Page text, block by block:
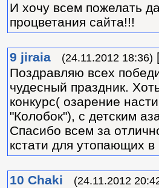
И хочу всем пожелать
процветания сайта!!!
9 jiraia (24.11.2012 18:36)
Поздравляю всех
чудесный праздник.
конкурс( озарение
"Колобок"), с детским
Спасибо всем за
кстати для утопающих в
10 Chaki (24.11.2012